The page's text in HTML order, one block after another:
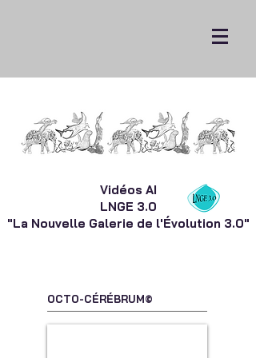
Vidéos AI
LNGE 3.0
"La Nouvelle Galerie de l'Évolution 3.0"
OCTO-CÉRÉBRUM©